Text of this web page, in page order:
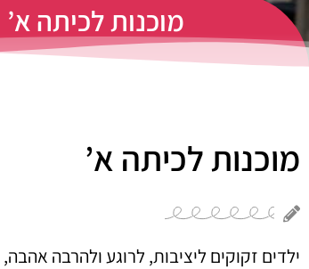
מוכנות לכיתה א’
מוכנות לכיתה א’
ילדים זקוקים ליציבות, לרוגע ולהרבה